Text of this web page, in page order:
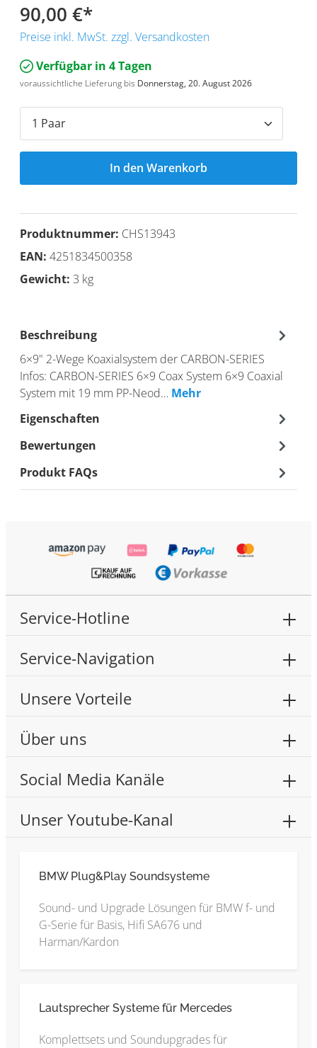
90,00 €*
Preise inkl. MwSt. zzgl. Versandkosten
Verfügbar in 4 Tagen
voraussichtliche Lieferung bis Donnerstag, 20. August 2026
In den Warenkorb
Produktnummer: CHS13943
EAN: 4251834500358
Gewicht: 3 kg
Beschreibung
6×9" 2-Wege Koaxialsystem der CARBON-SERIES
Infos: CARBON-SERIES 6×9 Coax System 6×9 Coaxial
System mit 19 mm PP-Neod… Mehr
Eigenschaften
Bewertungen
Produkt FAQs
Service-Hotline
Service-Navigation
Unsere Vorteile
Über uns
Social Media Kanäle
Unser Youtube-Kanal
BMW Plug&Play Soundsysteme
Sound- und Upgrade Lösungen für BMW f- und
G-Serie für Basis, Hifi SA676 und
Harman/Kardon
Lautsprecher Systeme für Mercedes
Komplettsets und Soundupgrades für